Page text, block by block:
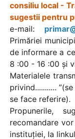
consiliu local -
sugestii pentru
e-mail:
Primăriei
de informare a
8 :00 - 16 :00 și
Materialele
privind...........
se face referire).
Propunerile,
recomandare
instituției, la